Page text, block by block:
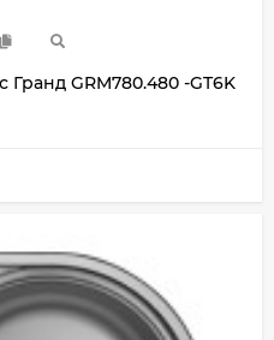
GRM780.480 -GT6K